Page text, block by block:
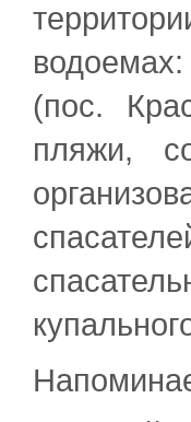
(пос.
пляжи,